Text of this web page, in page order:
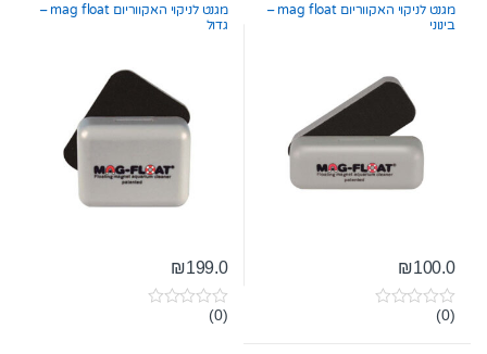
מגנט לניקוי האקווריום mag float –
בינוני
₪100.0
0(0)
מגנט לניקוי האקווריום mag float –
גדול
₪199.0
0(0)